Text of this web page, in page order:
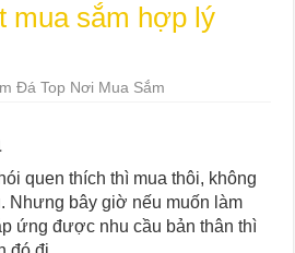
mua sắm hợp lý
Đá Top Nơi Mua Sắm
quen thích thì mua thôi, không
Nhưng bây giờ nếu muốn làm
ứng được nhu cầu bản thân thì